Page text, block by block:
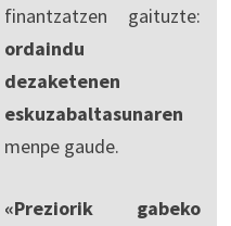
finantzatzen gaituzte:
ordaindu
dezaketenen
eskuzabaltasunaren
menpe gaude.
«Preziorik gabeko